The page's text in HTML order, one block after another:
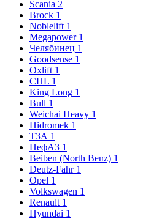
Scania 2
Brock 1
Noblelift 1
Megapower 1
Челябинец 1
Goodsense 1
Oxlift 1
CHL 1
King Long 1
Bull 1
Weichai Heavy 1
Hidromek 1
ТЗА 1
НефАЗ 1
Beiben (North Benz) 1
Deutz-Fahr 1
Opel 1
Volkswagen 1
Renault 1
Hyundai 1